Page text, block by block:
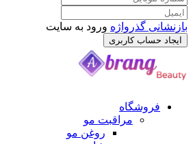
بازنشانی گذرواژه ورود به سایت
ایجاد حساب کاربری
فروشگاه
مراقبت مو
روغن مو